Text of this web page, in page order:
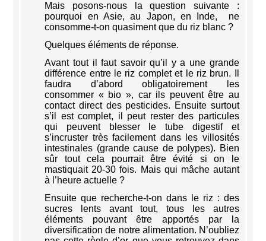
Mais posons-nous la question suivante :
pourquoi en Asie, au Japon, en Inde, ne
consomme-t-on quasiment que du riz blanc ?
Quelques éléments de réponse.
Avant tout il faut savoir qu’il y a une grande
différence entre le riz complet et le riz brun. Il
faudra d’abord obligatoirement les
consommer « bio », car ils peuvent être au
contact direct des pesticides. Ensuite surtout
s’il est complet, il peut rester des particules
qui peuvent blesser le tube digestif et
s’incruster très facilement dans les villosités
intestinales (grande cause de polypes). Bien
sûr tout cela pourrait être évité si on le
mastiquait 20-30 fois. Mais qui mâche autant
à l’heure actuelle ?
Ensuite que recherche-t-on dans le riz : des
sucres lents avant tout, tous les autres
éléments pouvant être apportés par la
diversification de notre alimentation. N’oubliez